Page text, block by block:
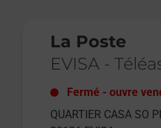
La Poste
EVISA -
Fermé - ouvre
QUARTIER CASA SO